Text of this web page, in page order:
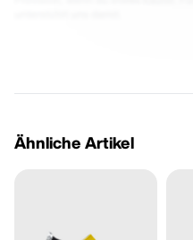
Ähnliche Artikel